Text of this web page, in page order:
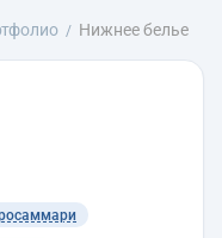
Нижнее белье